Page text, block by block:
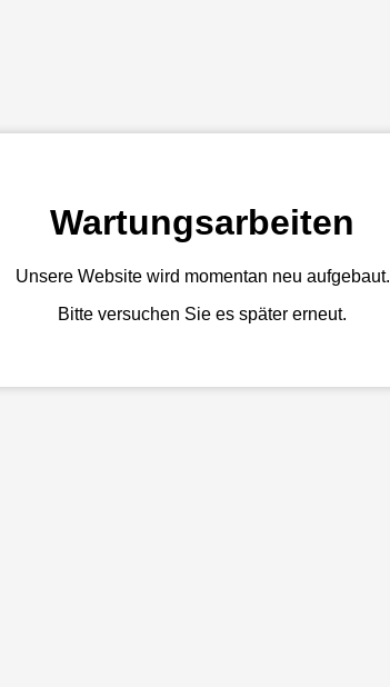
Wartungsarbeiten
Unsere Website wird momentan neu aufgebaut.
Bitte versuchen Sie es später erneut.